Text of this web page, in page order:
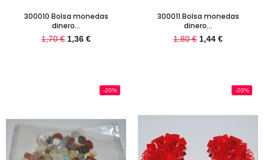
300010 Bolsa monedas
dinero...
1,70 € 1,36 €
300011 Bolsa monedas
dinero...
1,80 € 1,44 €
-20% -20%